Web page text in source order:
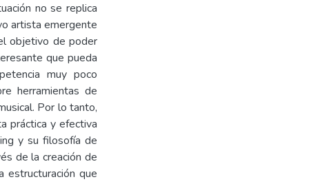
no se replica
artista emergente
objetivo de poder
que pueda
muy poco
herramientas de
Por lo tanto,
práctica y efectiva
y su filosofía de
de la creación de
estructuración que